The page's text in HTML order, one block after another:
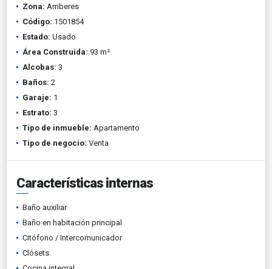
Zona: Amberes
Código: 1501854
Estado: Usado
Área Construida: 93 m²
Alcobas: 3
Baños: 2
Garaje: 1
Estrato: 3
Tipo de inmueble: Apartamento
Tipo de negocio: Venta
Características internas
Baño auxiliar
Baño en habitación principal
Citófono / Intercomunicador
Clósets